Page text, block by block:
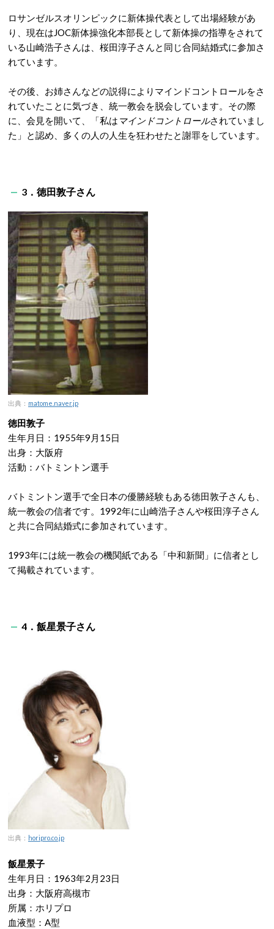
ロサンゼルスオリンピックに新体操代表として出場経験があ
り、現在はJOC新体操強化本部長として新体操の指導をされて
いる山崎浩子さんは、桜田淳子さんと同じ合同結婚式に参加さ
れています。
その後、お姉さんなどの説得によりマインドコントロールをさ
れていたことに気づき、統一教会を脱会しています。その際
に、会見を開いて、「私は マインドコントロールされていまし
た」と認め、多くの人の人生を狂わせたと謝罪をしています。
3．徳田敦子さん
出典： matome.naver.jp
徳田敦子
生年月日：1955年9月15日
出身：大阪府
活動：バトミントン選手
バトミントン選手で全日本の優勝経験もある徳田敦子さんも、
統一教会の信者です。1992年に山崎浩子さんや桜田淳子さん
と共に合同結婚式に参加されています。
1993年には統一教会の機関紙である「中和新聞」に信者とし
て掲載されています。
4．飯星景子さん
出典： horipro.co.jp
飯星景子
生年月日：1963年2月23日
出身：大阪府高槻市
所属：ホリプロ
血液型：A型